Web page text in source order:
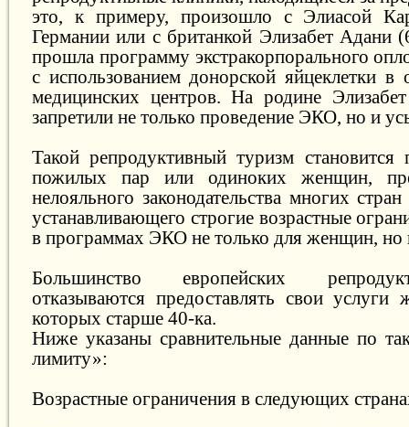
это, к примеру, произошло с Элиасой
Германии или с британкой Элизабет Адани
прошла программу экстракорпорального
с использованием донорской яйцеклетки в
медицинских центров. На родине Элизабет
запретили не только проведение ЭКО, но и
Такой репродуктивный туризм становится
пожилых пар или одиноких женщин,
нелояльного законодательства многих
устанавливающего строгие возрастные
в программах ЭКО не только для женщин,
Большинство европейских
отказываются предоставлять свои услуги
которых старше 40-ка.
Ниже указаны сравнительные данные по
лимиту»:
Возрастные ограничения в следующих